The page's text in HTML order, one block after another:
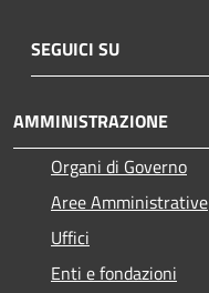
SEGUICI SU
AMMINISTRAZIONE
Organi di Governo
Aree Amministrative
Uffici
Enti e fondazioni